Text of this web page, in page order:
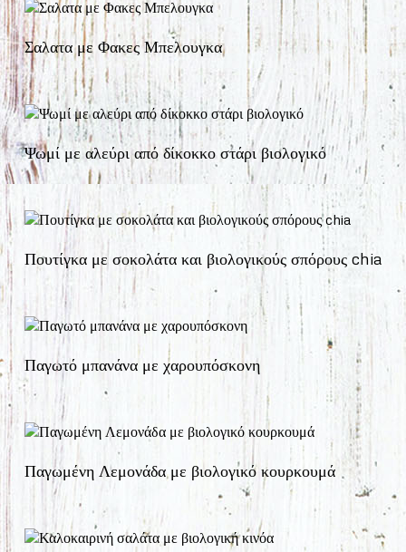
Σαλατα με Φακες Μπελουγκα
Ψωμί με αλεύρι από δίκοκκο στάρι βιολογικό
Πουτίγκα με σοκολάτα και βιολογικούς σπόρους chia
Παγωτό μπανάνα με χαρουπόσκονη
Παγωμένη Λεμονάδα με βιολογικό κουρκουμά